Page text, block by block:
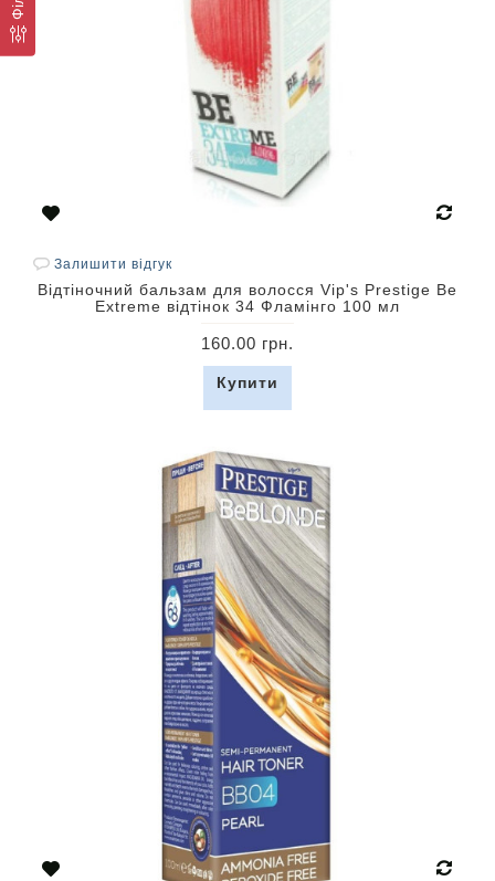
Залишити відгук
Відтіночний бальзам для волосся Vip's Prestige Be
Extreme відтінок 34 Фламінго 100 мл
160.00 грн.
Купити